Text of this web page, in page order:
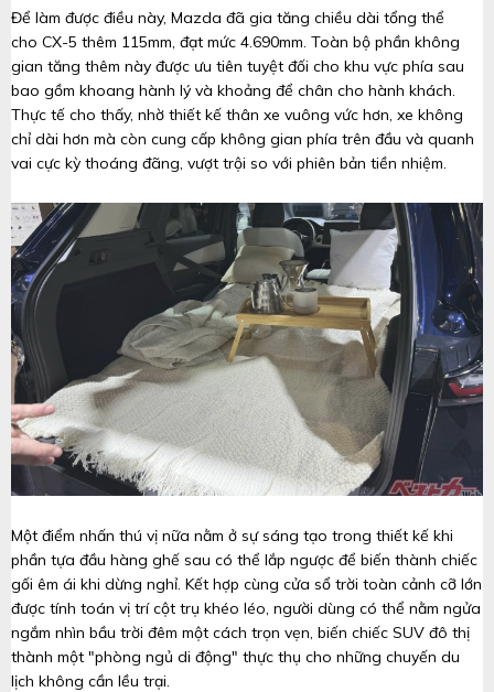
Để làm được điều này, Mazda đã gia tăng chiều dài tổng thể
cho CX-5 thêm 115mm, đạt mức 4.690mm. Toàn bộ phần không
gian tăng thêm này được ưu tiên tuyệt đối cho khu vực phía sau
bao gồm khoang hành lý và khoảng để chân cho hành khách.
Thực tế cho thấy, nhờ thiết kế thân xe vuông vức hơn, xe không
chỉ dài hơn mà còn cung cấp không gian phía trên đầu và quanh
vai cực kỳ thoáng đãng, vượt trội so với phiên bản tiền nhiệm.
Một điểm nhấn thú vị nữa nằm ở sự sáng tạo trong thiết kế khi
phần tựa đầu hàng ghế sau có thể lắp ngược để biến thành chiếc
gối êm ái khi dừng nghỉ. Kết hợp cùng cửa sổ trời toàn cảnh cỡ lớn
được tính toán vị trí cột trụ khéo léo, người dùng có thể nằm ngửa
ngắm nhìn bầu trời đêm một cách trọn vẹn, biến chiếc SUV đô thị
thành một "phòng ngủ di động" thực thụ cho những chuyến du
lịch không cần lều trại.